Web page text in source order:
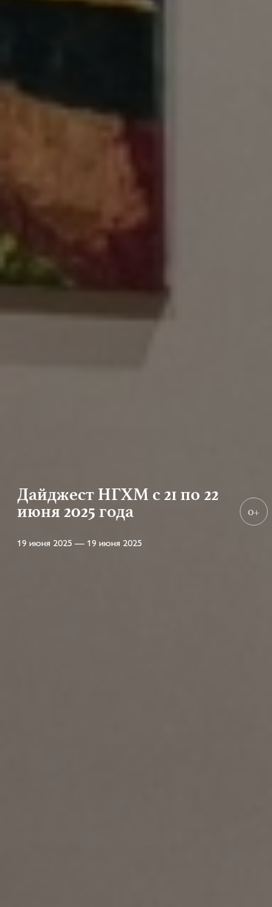
Дайджест НГХМ с 21 по 22
июня 2025 года
19 июня 2025 — 19 июня 2025
0+